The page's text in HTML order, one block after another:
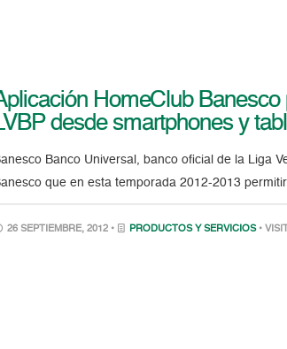
HomeClub
desde smartphones y
Banco Universal, banco oficial de la Liga
que en esta temporada 2012-2013
26 SEPTIEMBRE, 2012 • PRODUCTOS Y SERVICIOS •